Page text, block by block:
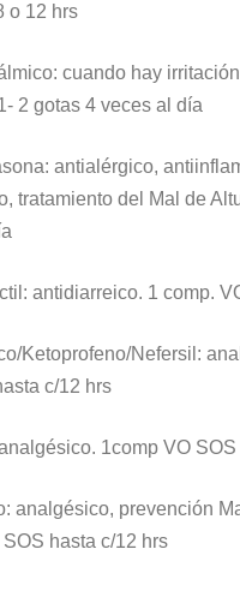
o 12 hrs
cuando hay
2 gotas 4 veces al día
antialérgico,
tratamiento del Mal de
antidiarreico. 1 comp.
Ketoprofeno/Nefersil:
c/12 hrs
1comp VO
analgésico, prevención
hasta c/12 hrs